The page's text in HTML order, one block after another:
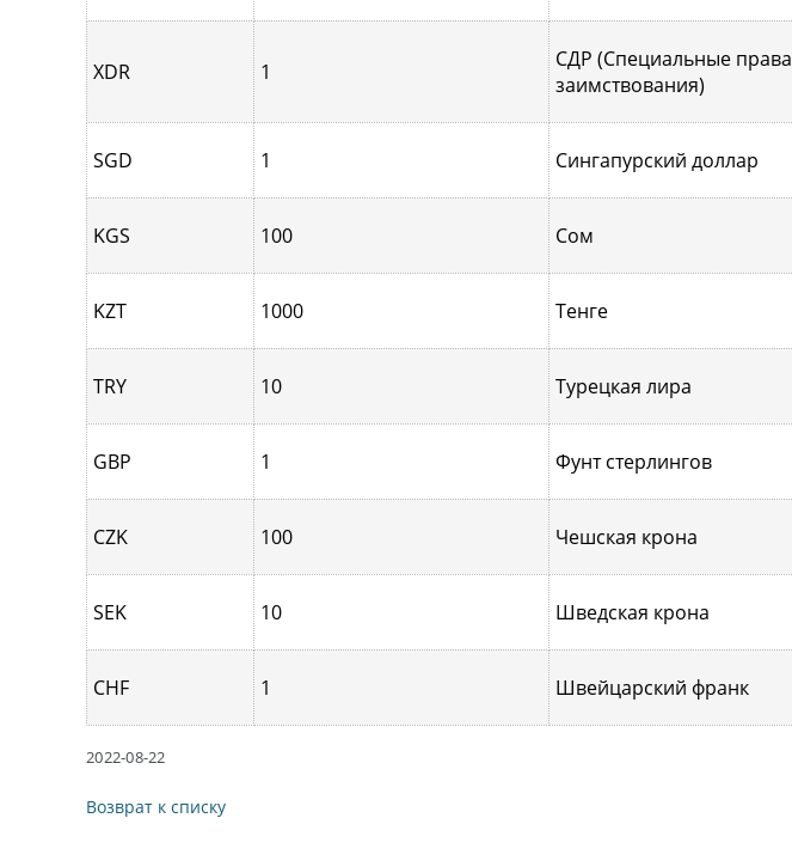
XDR 1
СДР (Специальные права
заимствования)
SGD 1 Сингапурcкий доллар
KGS 100 Сом
KZT 1000 Тенге
TRY 10 Турецкая лира
GBP 1 Фунт стерлингов
CZK 100 Чешская крона
SEK 10 Шведская крона
CHF 1 Швейцарский франк
2022-08-22
Возврат к списку